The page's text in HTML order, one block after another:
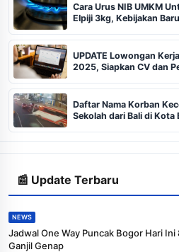
Cara Urus NIB UMKM
Elpiji 3kg, Kebijakan
UPDATE Lowongan
2025, Siapkan CV dan
Daftar Nama Korban
Sekolah dari Bali di Kota
📰 Update Terbaru
NEWS
Jadwal One Way Puncak Bogor Hari
Ganjil Genap